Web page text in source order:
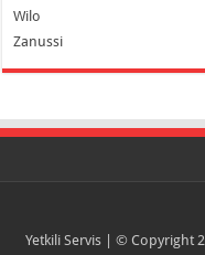
Wilo
Zanussi
Yetkili Servis | © Copyright